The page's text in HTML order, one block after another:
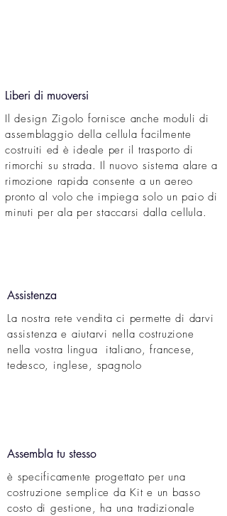
Liberi di muoversi
Il design Zigolo fornisce anche moduli di
assemblaggio della cellula facilmente
costruiti ed è ideale per il trasporto di
rimorchi su strada. Il nuovo sistema alare a
rimozione rapida consente a un aereo
pronto al volo che impiega solo un paio di
minuti per ala per staccarsi dalla cellula.
Assistenza
La nostra rete vendita ci permette di darvi
assistenza e aiutarvi nella costruzione
nella vostra lingua italiano, francese,
tedesco, inglese, spagnolo
Assembla tu stesso
è specificamente progettato per una
costruzione semplice da Kit e un basso
costo di gestione, ha una tradizionale